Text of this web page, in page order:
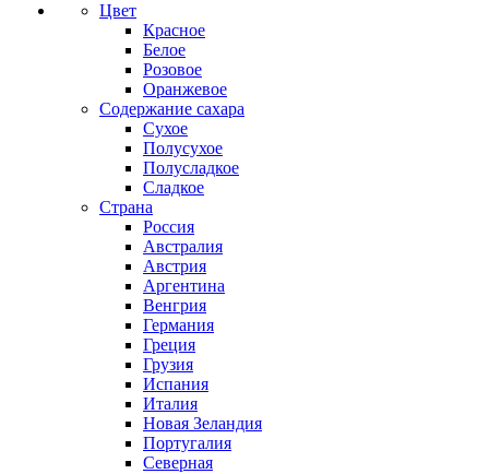
Цвет
Красное
Белое
Розовое
Оранжевое
Содержание сахара
Сухое
Полусухое
Полусладкое
Сладкое
Страна
Россия
Австралия
Австрия
Аргентина
Венгрия
Германия
Греция
Грузия
Испания
Италия
Новая Зеландия
Португалия
Северная